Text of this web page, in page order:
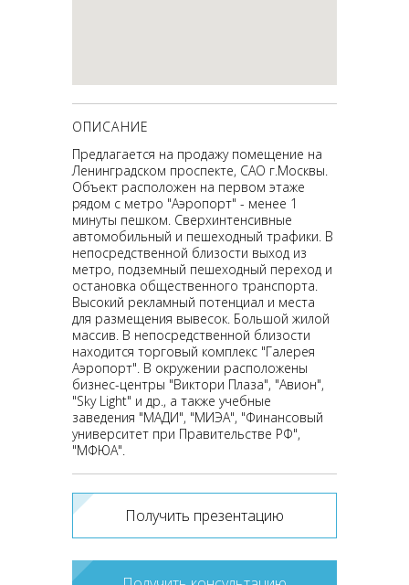
ОПИСАНИЕ
Предлагается на продажу помещение на
Ленинградском проспекте, САО г.Москвы.
Объект расположен на первом этаже
рядом с метро "Аэропорт" - менее 1
минуты пешком. Сверхинтенсивные
автомобильный и пешеходный трафики. В
непосредственной близости выход из
метро, подземный пешеходный переход и
остановка общественного транспорта.
Высокий рекламный потенциал и места
для размещения вывесок. Большой жилой
массив. В непосредственной близости
находится торговый комплекс "Галерея
Аэропорт". В окружении расположены
бизнес-центры "Виктори Плаза", "Авион",
"Sky Light" и др., а также учебные
заведения "МАДИ", "МИЭА", "Финансовый
университет при Правительстве РФ",
"МФЮА".
Получить презентацию